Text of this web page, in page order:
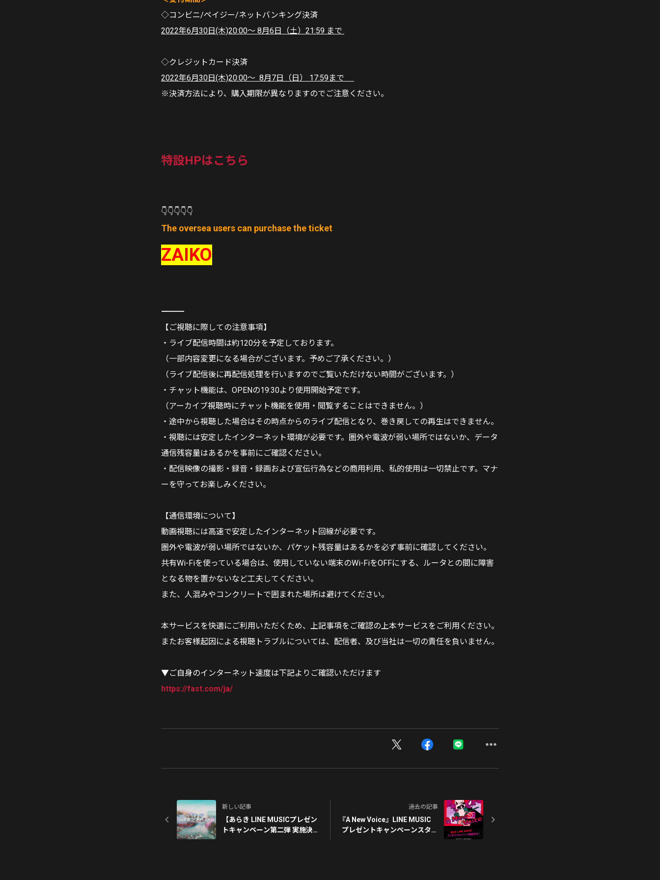
◇コンビニ/ペイジー/ネットバンキング決済
2022年6月30日(木)20:00〜 8月6日（土）21:59 まで
◇クレジットカード決済
2022年6月30日(木)20:00〜 8月7日（日） 17:59まで
※決済方法により、購入期限が異なりますのでご注意ください。
特設HPはこちら
👇👇👇👇👇
The oversea users can purchase the ticket
ZAIKO
―――――――――――――――――――
【ご視聴に際しての注意事項】
・ライブ配信時間は約120分を予定しております。
（一部内容変更になる場合がございます。予めご了承ください。）
（ライブ配信後に再配信処理を行いますのでご覧いただけない時間がございます。）
・チャット機能は、OPENの19:30より使用開始予定です。
（アーカイブ視聴時にチャット機能を使用・閲覧することはできません。）
・途中から視聴した場合はその時点からのライブ配信となり、巻き戻しての再生はできません。
・視聴には安定したインターネット環境が必要です。圏外や電波が弱い場所ではないか、データ
通信残容量はあるかを事前にご確認ください。
・配信映像の撮影・録音・録画および宣伝行為などの商用利用、私的使用は一切禁止です。マナ
ーを守ってお楽しみください。
【通信環境について】
動画視聴には高速で安定したインターネット回線が必要です。
圏外や電波が弱い場所ではないか、パケット残容量はあるかを必ず事前に確認してください。
共有Wi-Fiを使っている場合は、使用していない端末のWi-FiをOFFにする、ルータとの間に障害
となる物を置かないなど工夫してください。
また、人混みやコンクリートで囲まれた場所は避けてください。
本サービスを快適にご利用いただくため、上記事項をご確認の上本サービスをご利用ください。
またお客様起因による視聴トラブルについては、配信者、及び当社は一切の責任を負いません。
▼ご自身のインターネット速度は下記よりご確認いただけます
https://fast.com/ja/
新しい記事
【あらき LINE MUSICプレゼン
トキャンペーン第二弾 実施決
過去の記事
『A New Voice』LINE MUSIC
プレゼントキャンペーンスター